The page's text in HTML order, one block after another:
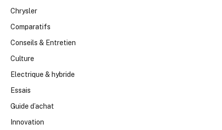
Chrysler
Comparatifs
Conseils & Entretien
Culture
Electrique & hybride
Essais
Guide d’achat
Innovation